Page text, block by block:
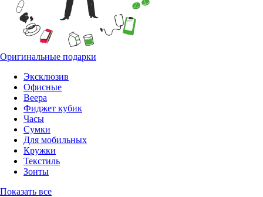
Оригинальные подарки
Эксклюзив
Офисные
Веера
Фиджет кубик
Часы
Сумки
Для мобильных
Кружки
Текстиль
Зонты
Показать все